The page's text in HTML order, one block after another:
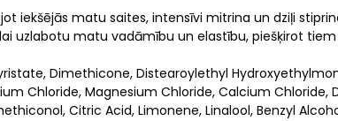
iekšējās matu saites, intensīvi mitrina un dziļi
uzlabotu matu vadāmību un elastību, piešķirot
Dimethicone, Distearoylethyl
Chloride, Magnesium Chloride, Calcium Chloride,
Citric Acid, Limonene, Linalool, Benzyl